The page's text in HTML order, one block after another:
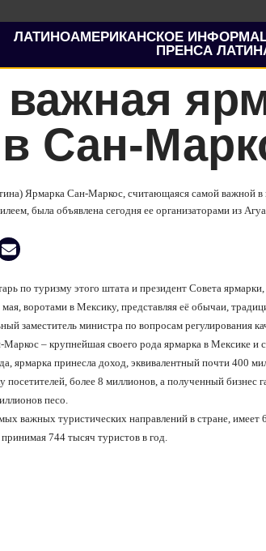
ЛАТИНОАМЕРИКАНСКОЕ
ПРЕНСА
Сан-
Ярмарка Сан-Маркос, считающаяся самой важной в
была объявлена сегодня ее организаторами из
по туризму этого штата и президент Совета ярмарки,
воротами в Мексику, представляя её обычаи,
заместитель министра по вопросам регулирования
– крупнейшая своего рода ярмарка в Мексике и
ярмарка принесла доход, эквивалентный почти 400
посетителей, более 8 миллионов, а полученный бизнес
песо.
важных туристических направлений в стране,
744 тысяч туристов в год.